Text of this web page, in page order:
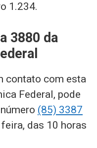
1.234.
3880 da
contato com esta
Federal, pode
(85) 3387
das 10 horas